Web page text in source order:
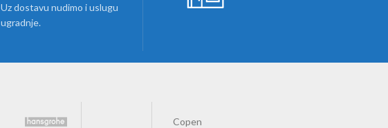
Uz dostavu nudimo i uslugu
ugradnje.
Copen